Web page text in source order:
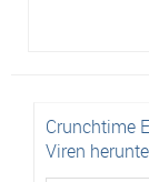
Crunchtime
Viren